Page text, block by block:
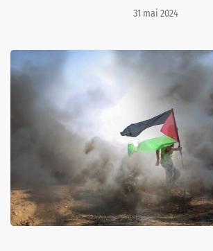
31 mai 2024